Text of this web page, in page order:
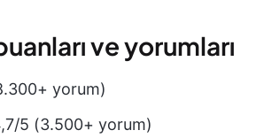
ve yorumları
yorum)
5 (3.500+ yorum)